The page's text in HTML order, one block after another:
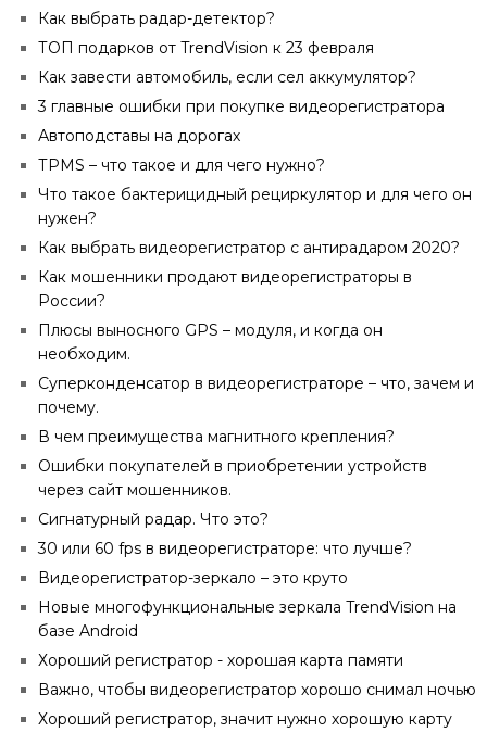
Как выбрать радар-детектор?
ТОП подарков от TrendVision к 23 февраля
Как завести автомобиль, если сел аккумулятор?
3 главные ошибки при покупке видеорегистратора
Автоподставы на дорогах
ТPMS – что такое и для чего нужно?
Что такое бактерицидный рециркулятор и для чего он
нужен?
Как выбрать видеорегистратор с антирадаром 2020?
Как мошенники продают видеорегистраторы в
России?
Плюсы выносного GPS – модуля, и когда он
необходим.
Суперконденсатор в видеорегистраторе – что, зачем и
почему.
В чем преимущества магнитного крепления?
Ошибки покупателей в приобретении устройств
через сайт мошенников.
Сигнатурный радар. Что это?
30 или 60 fps в видеорегистраторе: что лучше?
Видеорегистратор-зеркало – это круто
Новые многофункциональные зеркала TrendVision на
базе Android
Хороший регистратор - хорошая карта памяти
Важно, чтобы видеорегистратор хорошо снимал ночью
Хороший регистратор, значит нужно хорошую карту